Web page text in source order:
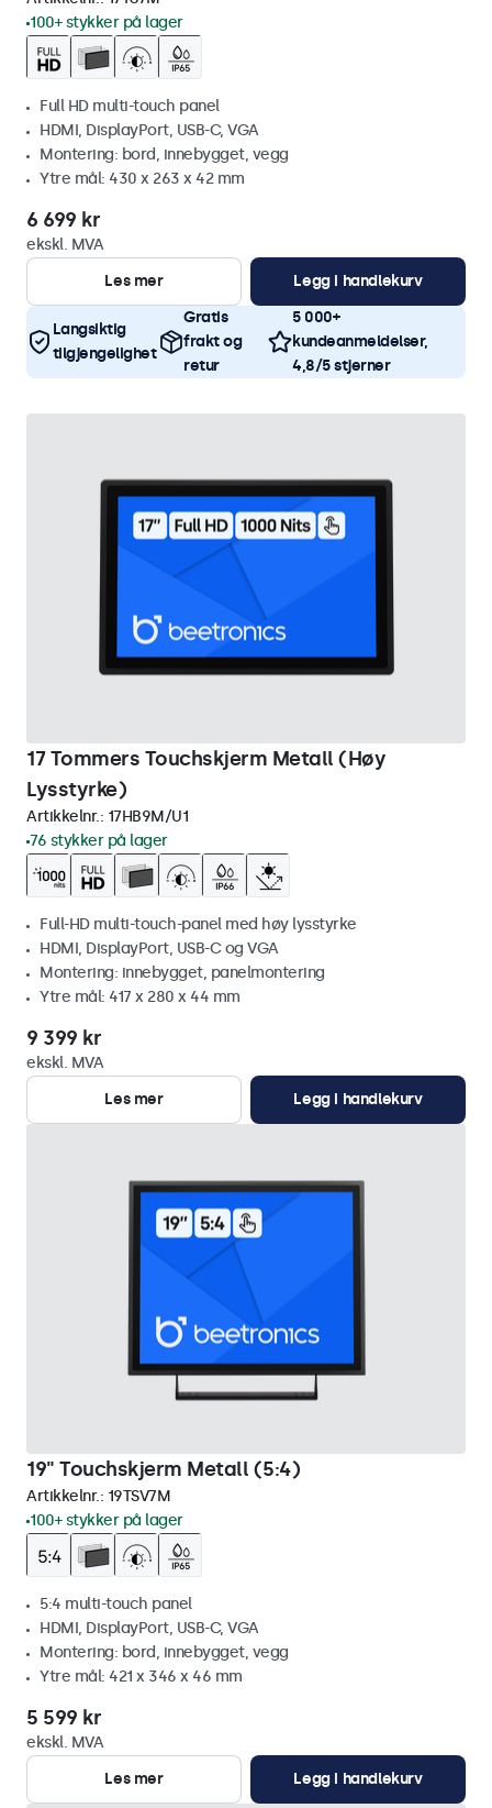
100+ stykker på lager
Full HD multi-touch panel
HDMI, DisplayPort, USB-C, VGA
Montering: bord, innebygget, vegg
Ytre mål: 430 x 263 x 42 mm
6 699 kr
ekskl. MVA
Les mer
Legg i handlekurv
Langsiktig
tilgjengelighet
Gratis
frakt og
retur
5 000+
kundeanmeldelser,
4,8/5 stjerner
17 Tommers Touchskjerm Metall (Høy
Lysstyrke)
Artikkelnr.: 17HB9M/U1
76 stykker på lager
Full-HD multi-touch-panel med høy lysstyrke
HDMI, DisplayPort, USB-C og VGA
Montering: innebygget, panelmontering
Ytre mål: 417 x 280 x 44 mm
9 399 kr
ekskl. MVA
Les mer
Legg i handlekurv
19" Touchskjerm Metall (5:4)
Artikkelnr.: 19TSV7M
100+ stykker på lager
5:4 multi-touch panel
HDMI, DisplayPort, USB-C, VGA
Montering: bord, innebygget, vegg
Ytre mål: 421 x 346 x 46 mm
5 599 kr
ekskl. MVA
Les mer
Legg i handlekurv